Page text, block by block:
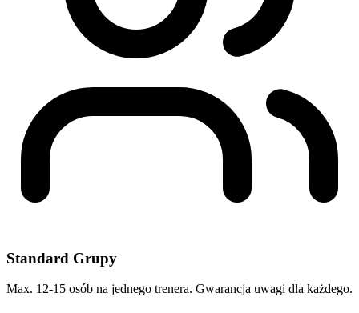
Standard Grupy
Max. 12-15 osób na jednego trenera. Gwarancja uwagi dla każdego.